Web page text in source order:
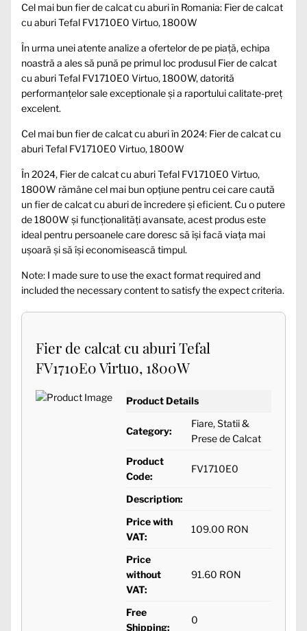
Cel mai bun fier de calcat cu aburi în Romania: Fier de calcat
cu aburi Tefal FV1710E0 Virtuo, 1800W
În urma unei atente analize a ofertelor de pe piață, echipa
noastră a ales să pună pe primul loc produsul Fier de calcat
cu aburi Tefal FV1710E0 Virtuo, 1800W, datorită
performanțelor sale exceptionale și a raportului calitate-preț
excelent.
Cel mai bun fier de calcat cu aburi în 2024: Fier de calcat cu
aburi Tefal FV1710E0 Virtuo, 1800W
În 2024, Fier de calcat cu aburi Tefal FV1710E0 Virtuo,
1800W rămâne cel mai bun opțiune pentru cei care caută
un fier de calcat cu aburi de încredere și eficient. Cu o putere
de 1800W și funcționalități avansate, acest produs este
ideal pentru persoanele care doresc să își facă viața mai
ușoară și să își economisească timpul.
Note: I made sure to use the exact format required and
included the necessary content to satisfy the expect criteria.
Fier de calcat cu aburi Tefal
FV1710E0 Virtuo, 1800W
Product Details
Category:
Fiare, Statii &
Prese de Calcat
Product
Code:
FV1710E0
Description:
Price with
VAT:
109.00 RON
Price
without
VAT:
91.60 RON
Free
Shipping:
0